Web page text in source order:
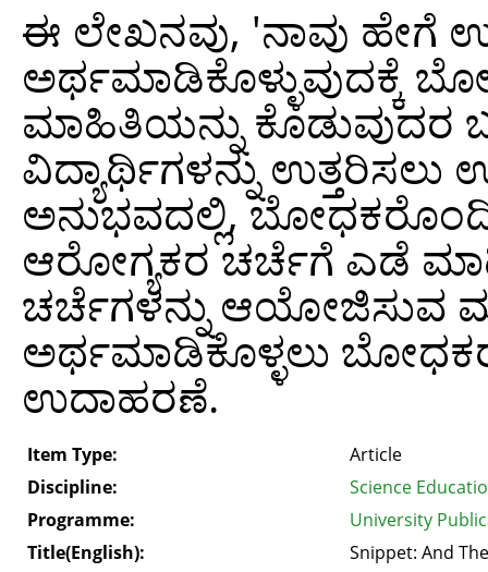
ಈ ಲೇಖನವು, 'ನಾವು ಹೇಗೆ
ಅರ್ಥಮಾಡಿಕೊಳ್ಳುವುದಕ್ಕೆ
ಮಾಹಿತಿಯನ್ನು ಕೊಡುವುದರ
ವಿದ್ಯಾರ್ಥಿಗಳನ್ನು
ಅನುಭವದಲ್ಲಿ,
ಆರೋಗ್ಯಕರ ಚರ್ಚೆಗೆ ಎಡೆ
ಚರ್ಚೆಗಳನ್ನು ಆಯೋಜಿಸುವ
ಅರ್ಥಮಾಡಿಕೊಳ್ಳಲು
ಉದಾಹರಣೆ.
Item Type:
Article
Discipline:
Science
Programme:
University
Title(English):
Snippet: And